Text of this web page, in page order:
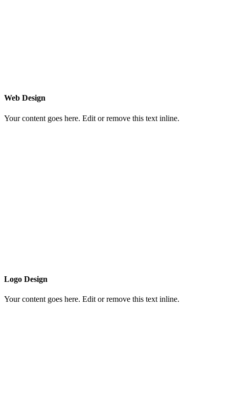
Web Design
Your content goes here. Edit or remove this text inline.
Logo Design
Your content goes here. Edit or remove this text inline.